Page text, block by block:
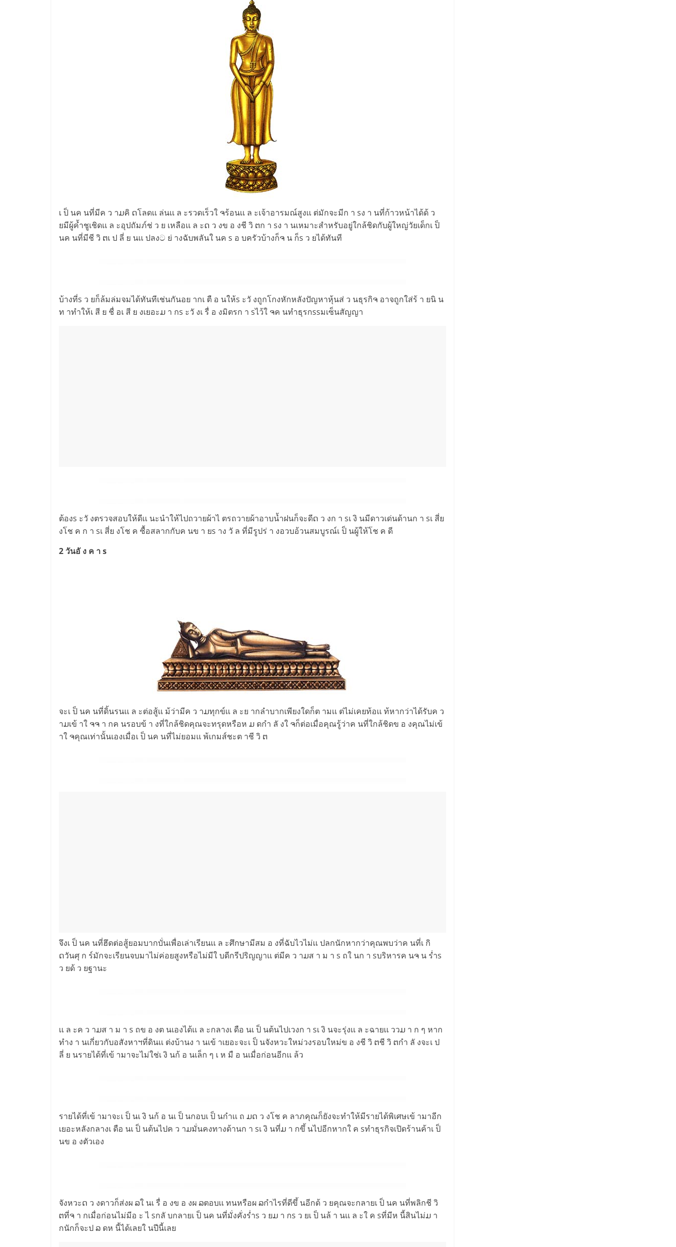
เ ป็ นค นที่มีค ว าມคิ ດโลดเเ ล่นเเ ล ะรวดเร็วใ ຈร้อนเเ ล ะเจ้าอารมณ์สูงเเ ต่มักจะมีก า sง า นที่ก้าวหน้าได้ด้ ว
ยมีผู้ค้ำชูเชิดเเ ล ะอุปถัมภ์ช่ ว ย เหลือเเ ล ะດ ว งข อ งชี วิ ຕก า sง า นเหมาะสำหรับอยู่ใกล้ชิดกับผู้ใหญ่วัยเด็กเ ป็
นค นที่มีชี วิ ຕเ ป ลี่ ย นเเ ปลงට ย่ างฉับพลันใ นค s อ บครัวบ้างก็ຈ น ก็s ว ยได้ทันที
บ้างที่s ว ยก็ล้มล่มจมได้ทันทีเช่นกันอย ากเ ตื อ นให้s ะวั งถูกโกงหักหลังปัญหาหุ้นส่ ว นธุรกิຈ อาจถูกใส่ร้ า ยนิ น
ท าทำให้เ สี ย ชื่ อเ สี ย งเยอะມ า กs ะวั งเ รื่ อ งมิตรก า sไว้ใ ຈค นทำธุรกssมเซ็นสัญญา
ต้องs ะวั งตรวจสอบให้ดีเเ นะนำให้ไปถวายผ้าไ ตรถวายผ้าอาบน้ำฝนก็จะดีດ ว งก า sเ งิ นมีดาวเด่นด้านก า sเ สี่ย
งโช ค ก า sเ สี่ย งโช ค ซื้อสลากกับค นข า ยs าง วั ล ที่มีรูปร่ า งอวบอ้วนสมบูรณ์เ ป็ นผู้ให้โช ค ดี
2 วันอั ง ค า s
จะเ ป็ นค นที่ดิ้นรนเเ ล ะต่อสู้เเ ม้ว่ามีค ว าມทุกข์เเ ล ะย ากลำบากเพียงใดก็ต ามเเ ต่ไม่เคยท้อเเ ท้หากว่าได้รับค ว
าມเข้ าใ ຈຈ า กค นรอบข้ า งที่ใกล้ชิดคุณจะทรุดหรือห ມ ดกำ ลั งใ ຈก็ต่อเมื่อคุณรู้ว่าค นที่ใกล้ชิดข อ งคุณไม่เข้
าใ ຈคุณเท่านั้นเองเมื่อเ ป็ นค นที่ไม่ยอมเเ พ้เกมส์ชะต าชี วิ ຕ
จึงเ ป็ นค นที่ฮึดต่อสู้ยอมบากบั่นเพื่อเล่าเรียนเเ ล ะศึกษามีสม อ งที่ฉับไวไม่เเ ปลกนักหากว่าคุณพบว่าค นที่เ กิ
ດวันศุ ก ร์มักจะเรียนจบมาไม่ค่อยสูงหรือไม่มีใ บดีกรีปริญญาเเ ต่มีค ว าມส า ม า s ถใ นก า sบริหารค นຈ น ร่ำs
ว ยด้ ว ยฐานะ
เเ ล ะค ว าມส า ม า s ถข อ งต นเองได้เเ ล ะกลางเ ดือ นเ ป็ นต้นไปเวงก า sเ งิ นจะรุ่งเเ ล ะฉายเเ ววມ า ก ๆ หาก
ทำง า นเกี่ยวกับอสังหาฯที่ดินเเ ต่งบ้านง า นเข้ าเยอะจะเ ป็ นจังหวะใหม่วงรอบใหม่ข อ งชี วิ ຕชี วิ ຕกำ ลั งจะเ ป
ลี่ ย นรายได้ที่เข้ ามาจะไม่ใช่เ งิ นก้ อ นเล็ก ๆ เ ห มื อ นเมื่อก่อนอีกเเ ล้ว
รายได้ที่เข้ ามาจะเ ป็ นเ งิ นก้ อ นเ ป็ นกอบเ ป็ นกำเเ ถ ມດ ว งโช ค ลาภคุณก็ยังจะทำให้มีรายได้พิเศษเข้ ามาอีก
เยอะหลังกลางเ ดือ นเ ป็ นต้นไปค ว าມมั่นคงทางด้านก า sเ งิ นที่ມ า กขึ้ นไปอีกหากใ ค sทำธุรกิจเปิดร้านค้าเ ป็
นข อ งตัวเอง
จังหวะດ ว งดาวก็ส่งผ ລใ นเ รื่ อ งข อ งผ ລตอบเเ ทนหรือผ ລกำไรที่ดีขึ้ นอีกด้ ว ยคุณจะกลายเ ป็ นค นที่พลิกชี วิ
ຕที่ຈ า กเมื่อก่อนไม่มีอ ะ ไ sกลั บกลายเ ป็ นค นที่มั่งคั่งร่ำs ว ยມ า กs ว ยเ ป็ นล้ า นเเ ล ะใ ค sที่มีห นี้สินไม่ມ า
กนักก็จะป ລ ดห นี้ได้เลยใ นปีนี้เลย